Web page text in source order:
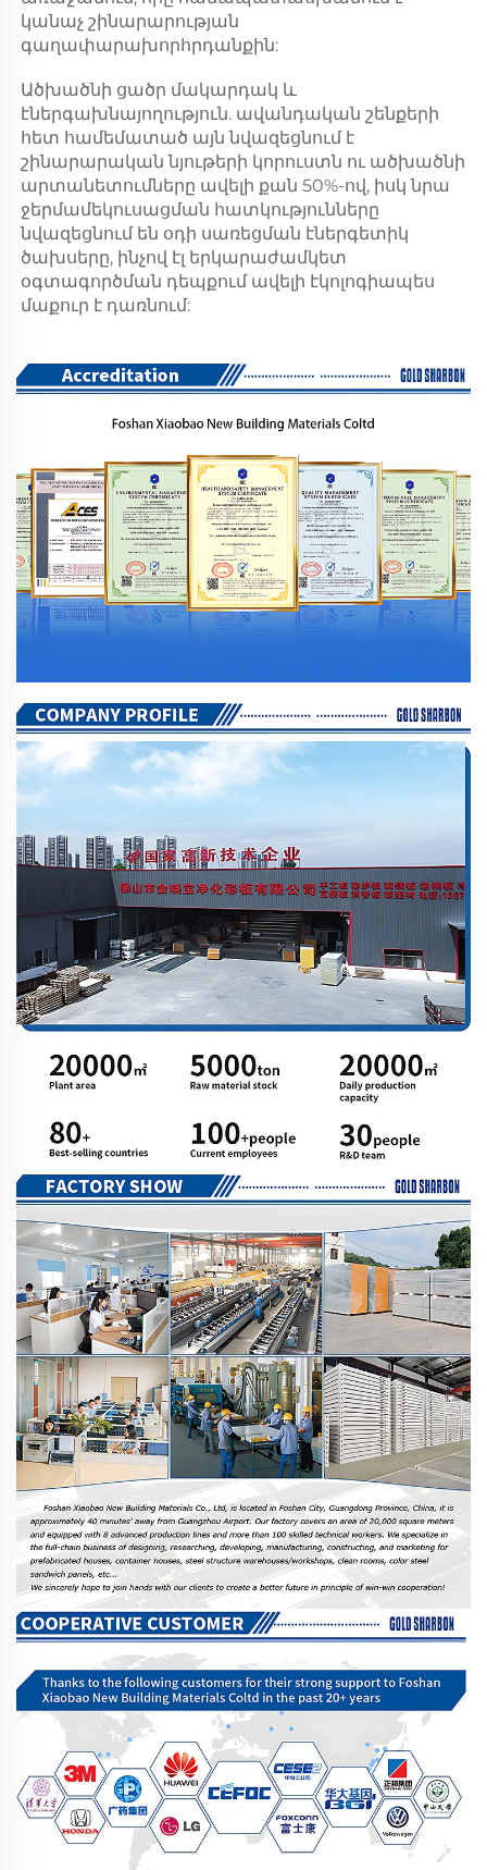
կանաչ շինարարության
գաղափարախորհրդանքին:
Ածխածնի ցածր մակարդակ և
էներգախնայողություն. ավանդական շենքերի
հետ համեմատած այն նվազեցնում է
շինարարական նյութերի կորուստն ու ածխածնի
արտանետումները ավելի քան 50%-ով, իսկ նրա
ջերմամեկուսացման հատկությունները
նվազեցնում են օդի սառեցման էներգետիկ
ծախսերը, ինչով էլ երկարաժամկետ
օգտագործման դեպքում ավելի էկոլոգիապես
մաքուր է դառնում: